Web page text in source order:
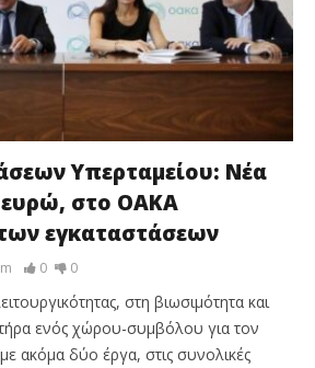
Υπερταμείου: Νέα
ευρώ, στο ΟΑΚΑ
εγκαταστάσεων
0 0
στη βιωσιμότητα και
ενός χώρου-συμβόλου για τον
ακόμα δύο έργα, στις συνολικές